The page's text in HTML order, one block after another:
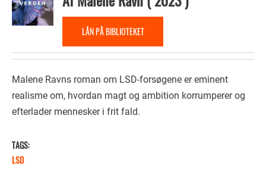
Temaer
LÅN PÅ BIBLIOTEKET
Malene Ravns roman om LSD-forsøgene er eminent
realisme om, hvordan magt og ambition korrumperer og
efterlader mennesker i frit fald.
TAGS
LSD